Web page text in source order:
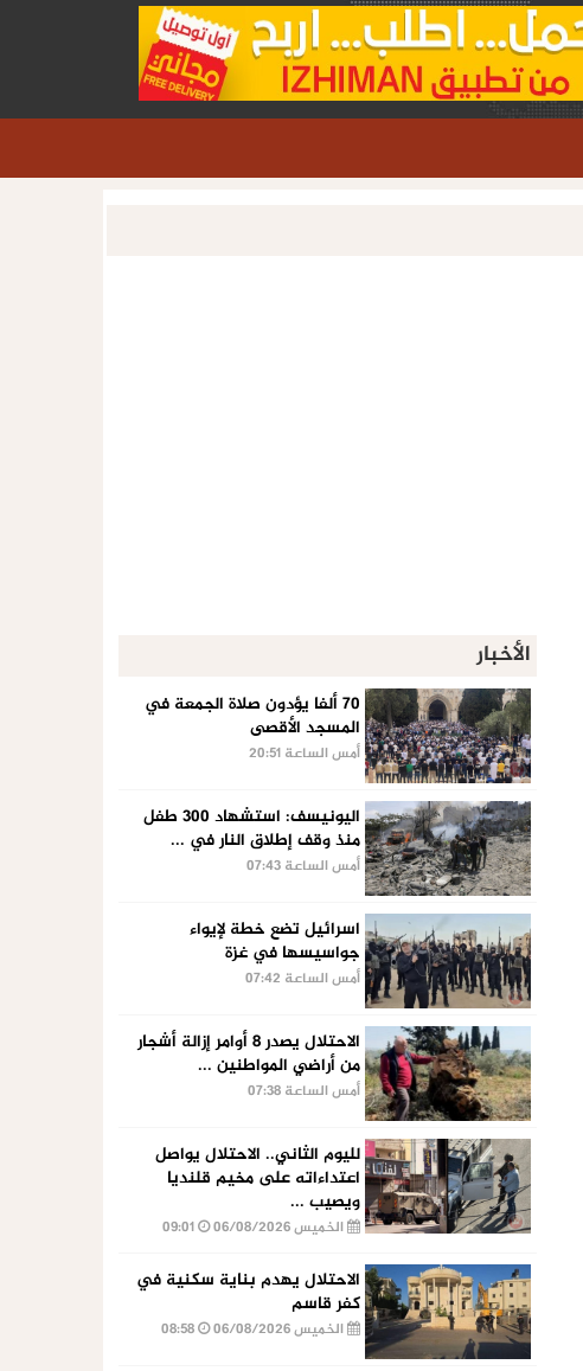
الأخبار
70 ألفا يؤدون صلاة الجمعة في
المسجد الأقصى
أمس الساعة 20:51
اليونيسف: استشهاد 300 طفل
منذ وقف إطلاق النار في ...
أمس الساعة 07:43
اسرائيل تضع خطة لإيواء
جواسيسها في غزة
أمس الساعة 07:42
الاحتلال يصدر 8 أوامر إزالة أشجار
من أراضي المواطنين ...
أمس الساعة 07:38
لليوم الثاني.. الاحتلال يواصل
اعتداءاته على مخيم قلنديا
ويصيب ...
الخميس 06/08/2026
الاحتلال يهدم بناية سكنية في
كفر قاسم
الخميس 06/08/2026